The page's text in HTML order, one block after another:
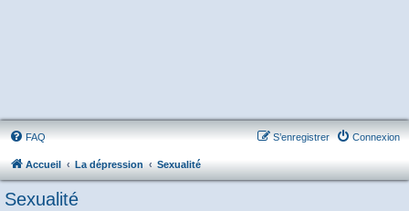
FAQ Connexion
S’enregistrer
Accueil La dépression Sexualité
Sexualité